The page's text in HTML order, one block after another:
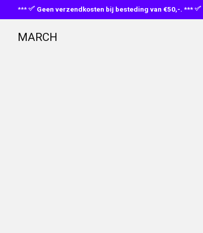
*** Geen verzendkosten bij besteding van €50,-. ***
MARCH